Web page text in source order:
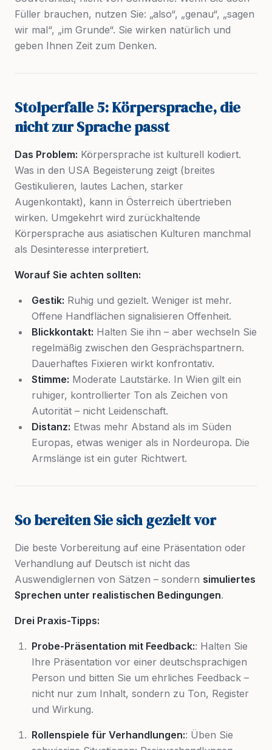
Füller brauchen, nutzen Sie: „also“, „genau“, „sagen
wir mal“, „im Grunde“. Sie wirken natürlich und
geben Ihnen Zeit zum Denken.
Stolperfalle 5: Körpersprache, die
nicht zur Sprache passt
Das Problem: Körpersprache ist kulturell kodiert.
Was in den USA Begeisterung zeigt (breites
Gestikulieren, lautes Lachen, starker
Augenkontakt), kann in Österreich übertrieben
wirken. Umgekehrt wird zurückhaltende
Körpersprache aus asiatischen Kulturen manchmal
als Desinteresse interpretiert.
Worauf Sie achten sollten:
Gestik: Ruhig und gezielt. Weniger ist mehr.
Offene Handflächen signalisieren Offenheit.
Blickkontakt: Halten Sie ihn – aber wechseln Sie
regelmäßig zwischen den Gesprächspartnern.
Dauerhaftes Fixieren wirkt konfrontativ.
Stimme: Moderate Lautstärke. In Wien gilt ein
ruhiger, kontrollierter Ton als Zeichen von
Autorität – nicht Leidenschaft.
Distanz: Etwas mehr Abstand als im Süden
Europas, etwas weniger als in Nordeuropa. Die
Armslänge ist ein guter Richtwert.
So bereiten Sie sich gezielt vor
Die beste Vorbereitung auf eine Präsentation oder
Verhandlung auf Deutsch ist nicht das
Auswendiglernen von Sätzen – sondern simuliertes
Sprechen unter realistischen Bedingungen.
Drei Praxis-Tipps:
Probe-Präsentation mit Feedback:: Halten Sie
Ihre Präsentation vor einer deutschsprachigen
Person und bitten Sie um ehrliches Feedback –
nicht nur zum Inhalt, sondern zu Ton, Register
und Wirkung.
Rollenspiele für Verhandlungen:: Üben Sie